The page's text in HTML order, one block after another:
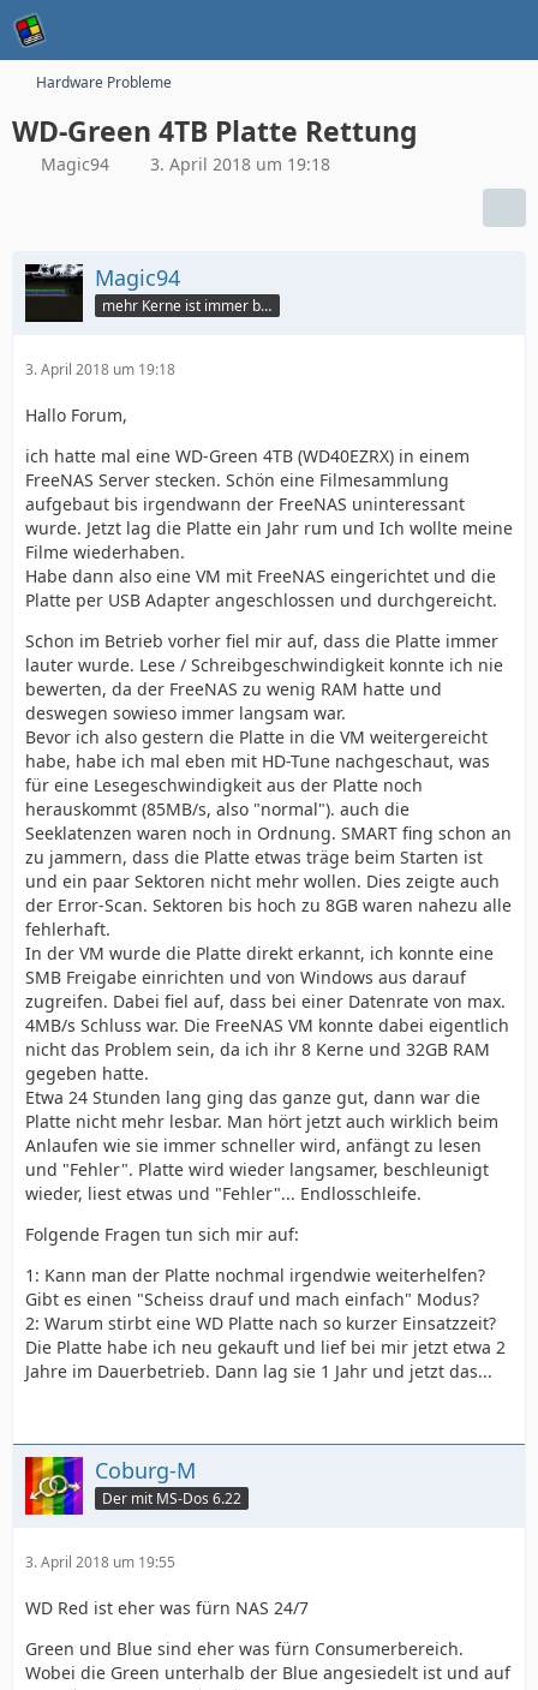
Hardware Probleme
WD-Green 4TB Platte Rettung
Magic94 3. April 2018 um 19:18
Magic94
mehr Kerne ist immer besser
3. April 2018 um 19:18
Hallo Forum,
ich hatte mal eine WD-Green 4TB (WD40EZRX) in einem
FreeNAS Server stecken. Schön eine Filmesammlung
aufgebaut bis irgendwann der FreeNAS uninteressant
wurde. Jetzt lag die Platte ein Jahr rum und Ich wollte meine
Filme wiederhaben.
Habe dann also eine VM mit FreeNAS eingerichtet und die
Platte per USB Adapter angeschlossen und durchgereicht.
Schon im Betrieb vorher fiel mir auf, dass die Platte immer
lauter wurde. Lese / Schreibgeschwindigkeit konnte ich nie
bewerten, da der FreeNAS zu wenig RAM hatte und
deswegen sowieso immer langsam war.
Bevor ich also gestern die Platte in die VM weitergereicht
habe, habe ich mal eben mit HD-Tune nachgeschaut, was
für eine Lesegeschwindigkeit aus der Platte noch
herauskommt (85MB/s, also "normal"). auch die
Seeklatenzen waren noch in Ordnung. SMART fing schon an
zu jammern, dass die Platte etwas träge beim Starten ist
und ein paar Sektoren nicht mehr wollen. Dies zeigte auch
der Error-Scan. Sektoren bis hoch zu 8GB waren nahezu alle
fehlerhaft.
In der VM wurde die Platte direkt erkannt, ich konnte eine
SMB Freigabe einrichten und von Windows aus darauf
zugreifen. Dabei fiel auf, dass bei einer Datenrate von max.
4MB/s Schluss war. Die FreeNAS VM konnte dabei eigentlich
nicht das Problem sein, da ich ihr 8 Kerne und 32GB RAM
gegeben hatte.
Etwa 24 Stunden lang ging das ganze gut, dann war die
Platte nicht mehr lesbar. Man hört jetzt auch wirklich beim
Anlaufen wie sie immer schneller wird, anfängt zu lesen
und "Fehler". Platte wird wieder langsamer, beschleunigt
wieder, liest etwas und "Fehler"... Endlosschleife.
Folgende Fragen tun sich mir auf:
1: Kann man der Platte nochmal irgendwie weiterhelfen?
Gibt es einen "Scheiss drauf und mach einfach" Modus?
2: Warum stirbt eine WD Platte nach so kurzer Einsatzzeit?
Die Platte habe ich neu gekauft und lief bei mir jetzt etwa 2
Jahre im Dauerbetrieb. Dann lag sie 1 Jahr und jetzt das...
Coburg-M
Der mit MS-Dos 6.22
3. April 2018 um 19:55
WD Red ist eher was fürn NAS 24/7
Green und Blue sind eher was fürn Consumerbereich.
Wobei die Green unterhalb der Blue angesiedelt ist und auf